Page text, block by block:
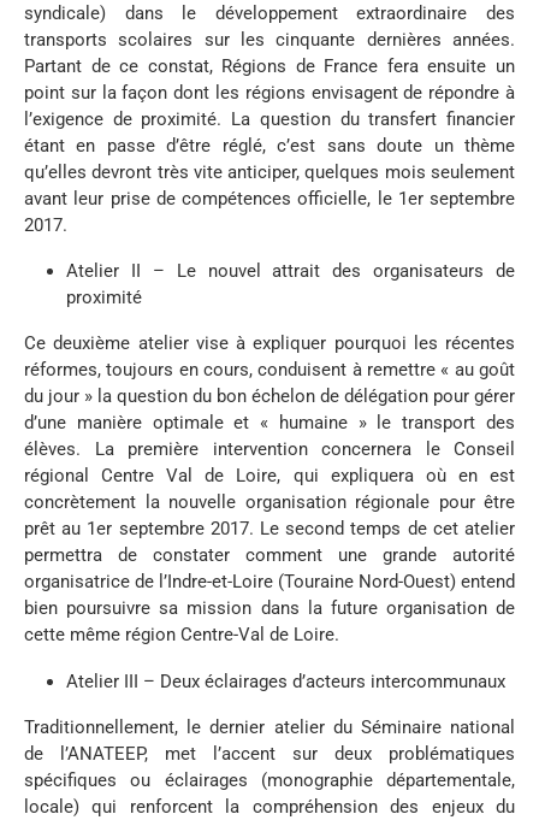
syndicale) dans le développement extraordinaire des
transports scolaires sur les cinquante dernières années.
Partant de ce constat, Régions de France fera ensuite un
point sur la façon dont les régions envisagent de répondre à
l’exigence de proximité. La question du transfert financier
étant en passe d’être réglé, c’est sans doute un thème
qu’elles devront très vite anticiper, quelques mois seulement
avant leur prise de compétences officielle, le 1er septembre
2017.
Atelier II – Le nouvel attrait des organisateurs de
proximité
Ce deuxième atelier vise à expliquer pourquoi les récentes
réformes, toujours en cours, conduisent à remettre « au goût
du jour » la question du bon échelon de délégation pour gérer
d’une manière optimale et « humaine » le transport des
élèves. La première intervention concernera le Conseil
régional Centre Val de Loire, qui expliquera où en est
concrètement la nouvelle organisation régionale pour être
prêt au 1er septembre 2017. Le second temps de cet atelier
permettra de constater comment une grande autorité
organisatrice de l’Indre-et-Loire (Touraine Nord-Ouest) entend
bien poursuivre sa mission dans la future organisation de
cette même région Centre-Val de Loire.
Atelier III – Deux éclairages d’acteurs intercommunaux
Traditionnellement, le dernier atelier du Séminaire national
de l’ANATEEP, met l’accent sur deux problématiques
spécifiques ou éclairages (monographie départementale,
locale) qui renforcent la compréhension des enjeux du